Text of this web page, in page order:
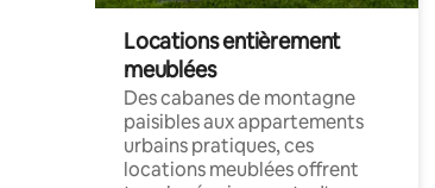
Locations entièrement
meublées
Des cabanes de montagne
paisibles aux appartements
urbains pratiques, ces
locations meublées offrent